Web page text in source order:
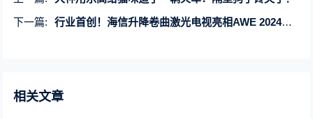
下一篇:
行业首创！海信升降卷曲激光电视亮相AWE 2024：一键升降
相关文章